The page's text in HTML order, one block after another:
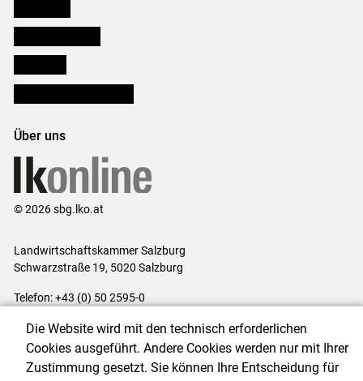
Über uns
© 2026 sbg.lko.at
Landwirtschaftskammer Salzburg
Schwarzstraße 19, 5020 Salzburg
Telefon: +43 (0) 50 2595-0
Impressum|Kontakt|Datenschutzerklärung|Barrierefreiheit|
Cookie-Einstellungen
Die Website wird mit den technisch erforderlichen
Cookies ausgeführt. Andere Cookies werden nur mit Ihrer
Zustimmung gesetzt. Sie können Ihre Entscheidung für